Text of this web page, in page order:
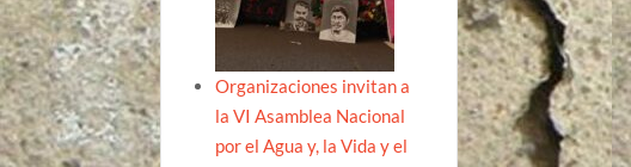
Organizaciones invitan a
la VI Asamblea Nacional
por el Agua y, la Vida y el